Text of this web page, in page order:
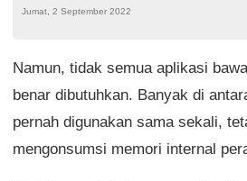
Jumat, 2 September 2022
Namun, tidak semua aplikasi
benar dibutuhkan. Banyak di
pernah digunakan sama sekali,
mengonsumsi memori internal